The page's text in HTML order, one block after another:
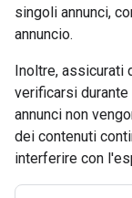
singoli annunci,
annuncio.
Inoltre, assicurati
verificarsi
annunci non
dei contenuti
interferire con